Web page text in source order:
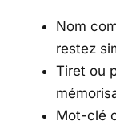
Nom
restez
Tiret ou
Mot-clé